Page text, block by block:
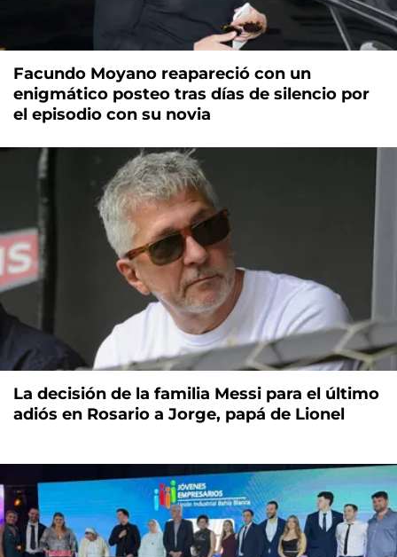
Facundo Moyano reapareció con un
enigmático posteo tras días de silencio por
el episodio con su novia
La decisión de la familia Messi para el último
adiós en Rosario a Jorge, papá de Lionel